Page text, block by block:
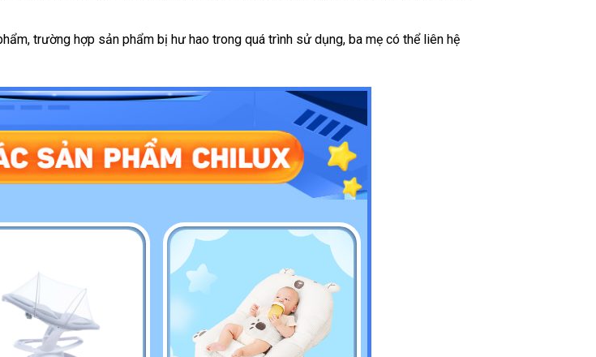
trường hợp sản phẩm bị hư hao trong quá trình sử dụng, ba mẹ có thể liên hệ